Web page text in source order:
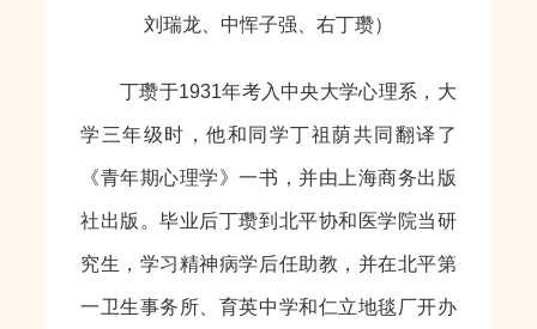
刘瑞龙、中恽子强、右丁瓒）
丁瓒于1931年考入中央大学心理系，大
学三年级时，他和同学丁祖荫共同翻译了
《青年期心理学》一书，并由上海商务出版
社出版。毕业后丁瓒到北平协和医学院当研
究生，学习精神病学后任助教，并在北平第
一卫生事务所、育英中学和仁立地毯厂开办